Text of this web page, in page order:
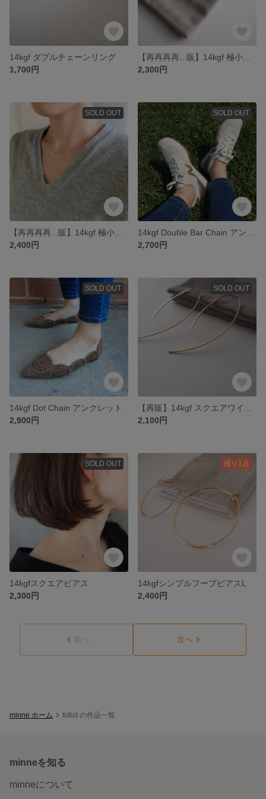
14kgf ダブルチェーンリング
1,700円
2,300円
SOLD OUT
2,400円
SOLD OUT
2,700円
SOLD OUT
14kgf Dot Chain アンクレット
2,900円
SOLD OUT
2,100円
SOLD OUT
14kgfスクエアピアス
2,300円
残り1点
14kgfシンプルフープピアスL
2,400円
前へ 次へ
minne ホーム tidbit の作品一覧
minneを知る
minneについて